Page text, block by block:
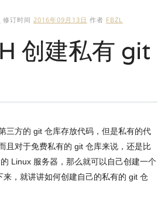
修订时间 2016年09月13日 作者 FBZL
创建私有 git
三方的 git 仓库存放代码，但是私有的代
且对于免费私有的 git 仓库来说，还是比
Linux 服务器，那么就可以自己创建一个
，就讲讲如何创建自己的私有的 git 仓